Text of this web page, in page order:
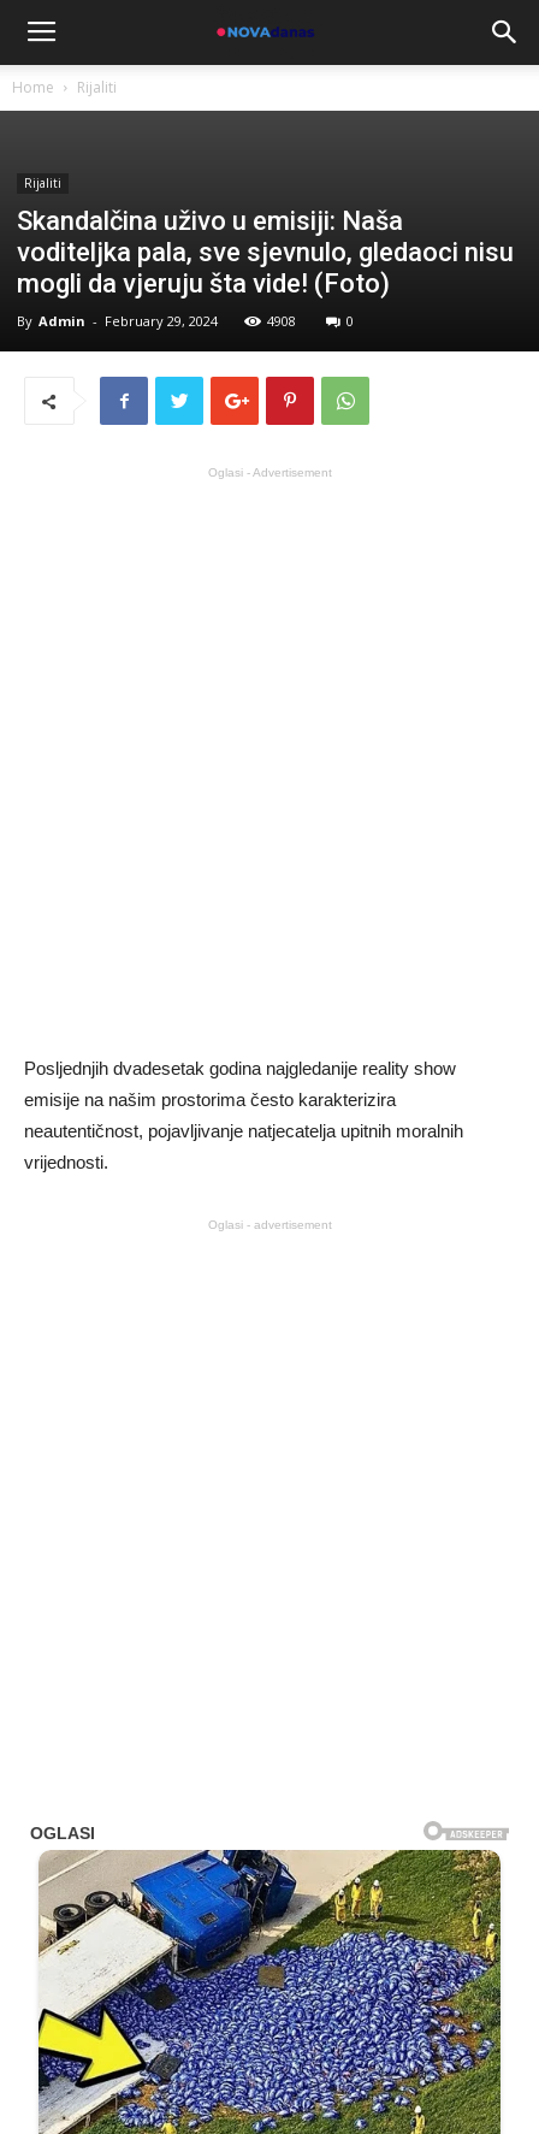
Home Rijaliti
Rijaliti
Skandalčina uživo u emisiji: Naša
voditeljka pala, sve sjevnulo, gledaoci nisu
mogli da vjeruju šta vide! (Foto)
By Admin - February 29, 2024 4908 0
Oglasi - Advertisement
Posljednjih dvadesetak godina najgledanije reality show
emisije na našim prostorima često karakterizira
neautentičnost, pojavljivanje natjecatelja upitnih moralnih
vrijednosti.
Oglasi - advertisement